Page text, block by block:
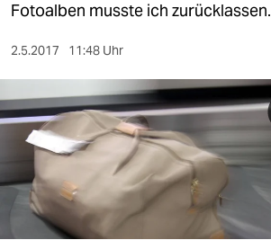
nord
wahrheit
verlag
verlag
veranstaltungen
Fotoalben musste ich zurücklassen.
2.5.2017 11:48 Uhr